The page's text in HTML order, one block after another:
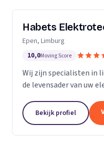
Habets
Epen, Limburg
10,0Moving Score
Wij zijn specialisten in
de levensader van uw
fabriek of woonhuis,
Bekijk profiel